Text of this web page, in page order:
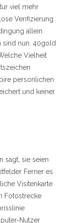
viel mehr
Verifizierung
allein
sind nun. 40gold
Vielheit
personlichen
und keiner
sagt, sie seien
Ferner es
Visitenkarte
Fotostrecke
Nutzer